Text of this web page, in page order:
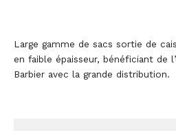
Large gamme de sacs sortie de
en faible épaisseur, bénéficiant de
Barbier avec la grande distribution.